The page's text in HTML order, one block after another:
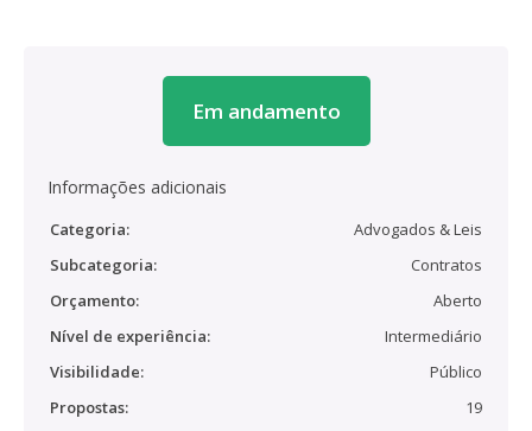
Em andamento
Informações adicionais
Categoria:
Advogados & Leis
Subcategoria:
Contratos
Orçamento:
Aberto
Nível de experiência:
Intermediário
Visibilidade:
Público
Propostas:
19